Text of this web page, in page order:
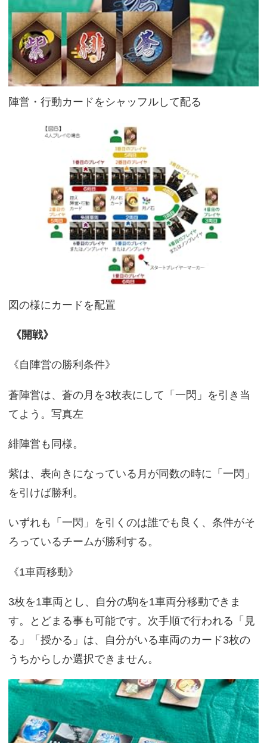
陣営・行動カードをシャッフルして配る
図の様にカードを配置
《開戦》
《自陣営の勝利条件》
蒼陣営は、蒼の月を3枚表にして「一閃」を引き当
てよう。写真左
緋陣営も同様。
紫は、表向きになっている月が同数の時に「一閃」
を引けば勝利。
いずれも「一閃」を引くのは誰でも良く、条件がそ
ろっているチームが勝利する。
《1車両移動》
3枚を1車両とし、自分の駒を1車両分移動できま
す。とどまる事も可能です。次手順で行われる「見
る」「授かる」は、自分がいる車両のカード3枚の
うちからしか選択できません。